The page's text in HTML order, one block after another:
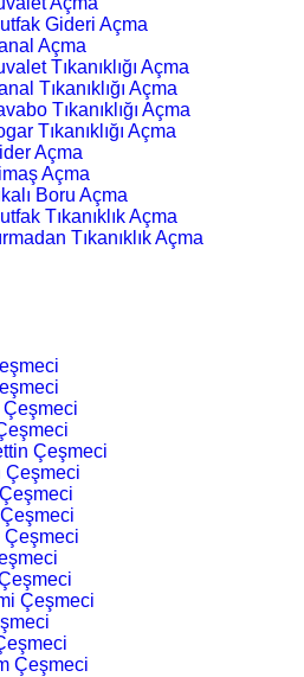
Gideri Açma
Açma
Tıkanıklığı Açma
Tıkanıklığı Açma
Tıkanıklığı Açma
Tıkanıklığı Açma
Açma
Açma
Boru Açma
Tıkanıklık Açma
Tıkanıklık Açma
Çeşmeci
Çeşmeci
Çeşmeci
Çeşmeci
Çeşmeci